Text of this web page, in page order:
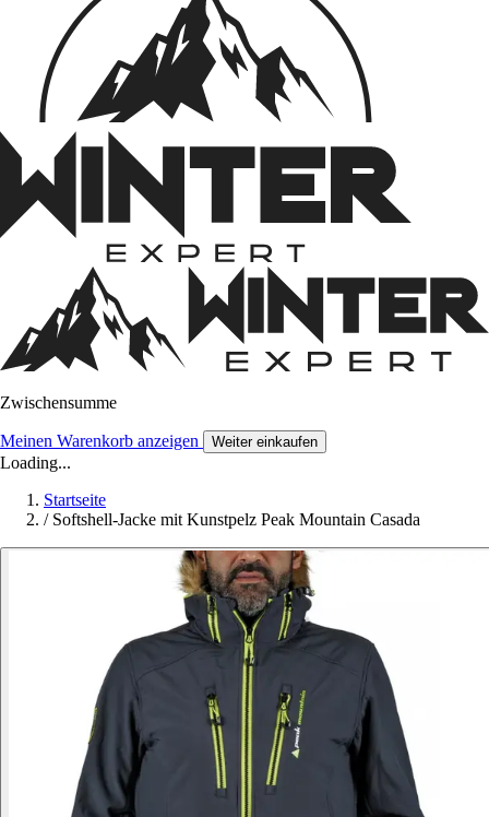
Zwischensumme
Meinen Warenkorb anzeigen Weiter einkaufen
Loading...
Startseite
/ Softshell-Jacke mit Kunstpelz Peak Mountain Casada